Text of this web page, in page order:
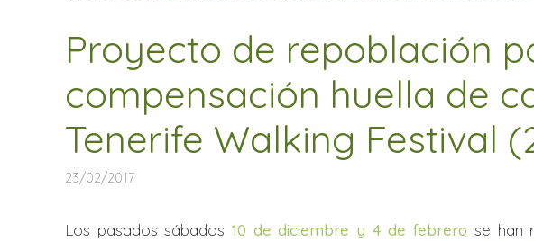
Proyecto de repoblación
compensación huella de
Tenerife Walking Festival
23/02/2017
Los pasados sábados10 de diciembre y 4 de febrero se han